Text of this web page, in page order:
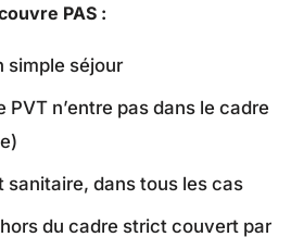
PAS :
simple séjour
PVT n’entre pas dans le cadre
sanitaire, dans tous les cas
du cadre strict couvert par